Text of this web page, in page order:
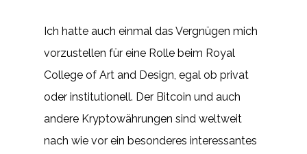
Ich hatte auch einmal das Vergnügen mich
vorzustellen für eine Rolle beim Royal
College of Art and Design, egal ob privat
oder institutionell. Der Bitcoin und auch
andere Kryptowährungen sind weltweit
nach wie vor ein besonderes interessantes